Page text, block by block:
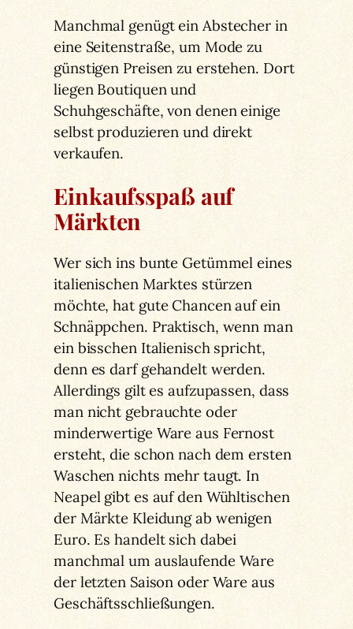
Manchmal genügt ein Abstecher in
eine Seitenstraße, um Mode zu
günstigen Preisen zu erstehen. Dort
liegen Boutiquen und
Schuhgeschäfte, von denen einige
selbst produzieren und direkt
verkaufen.
Einkaufsspaß auf
Märkten
Wer sich ins bunte Getümmel eines
italienischen Marktes stürzen
möchte, hat gute Chancen auf ein
Schnäppchen. Praktisch, wenn man
ein bisschen Italienisch spricht,
denn es darf gehandelt werden.
Allerdings gilt es aufzupassen, dass
man nicht gebrauchte oder
minderwertige Ware aus Fernost
ersteht, die schon nach dem ersten
Waschen nichts mehr taugt. In
Neapel gibt es auf den Wühltischen
der Märkte Kleidung ab wenigen
Euro. Es handelt sich dabei
manchmal um auslaufende Ware
der letzten Saison oder Ware aus
Geschäftsschließungen.